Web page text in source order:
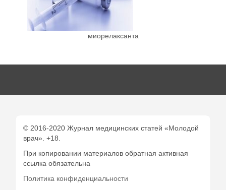
миорелаксанта
© 2016-2020 Журнал медицинских статей «Молодой
врач». +18.
При копировании материалов обратная активная
ссылка обязательна
Политика конфиденциальности